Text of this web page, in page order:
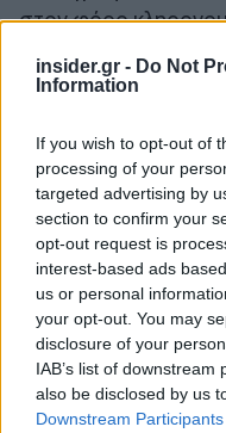
insider.gr - Do Not
Information
If you wish to opt-out of
processing of your
targeted advertising by
section to confirm your
opt-out request is
interest-based ads
us or personal
your opt-out. You may
disclosure of your
IAB’s list of
also be disclosed by us
Downstream Participants
στον φόρο
παροχές και κέρδη
φόρο μεταβίβασης
περιπτώσεις
απαλλαγές στο
ενδοκοινοτικές
αγαθών, 76 στα
ειδικούς φόρους
κυκλοφορίας, 26
οχημάτων και στον
καθώς και 203
οποίες
κατηγορίες. , οι